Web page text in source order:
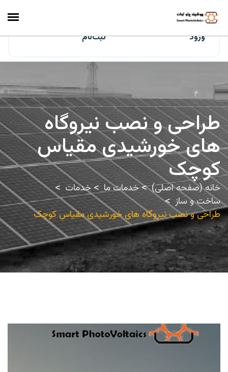
ایران‌سولار
ورود ثبت‌نام
طراحی و نصب نیروگاه
های خورشیدی مقیاس
کوچک
خانه (صفحه اصلی) خدمات ما
خدمات
ساخت و ساز
طراحی و نصب نیروگاه های خورشیدی مقیاس کوچک